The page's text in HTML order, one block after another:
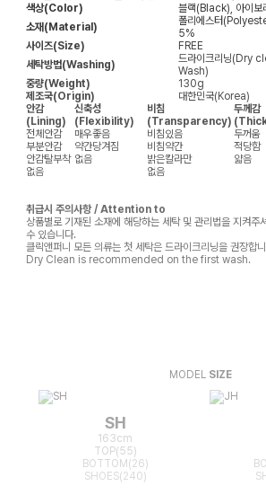
색상(Color)
블랙(Black), 아이보
소재(Material)
폴리에스터
5%
사이즈(Size)
FREE
세탁방법(Washing)
드라이크리닝(Dry
Wash)
중량(Weight)
130g
제조국(Origin)
대한민국(Korea)
안감
(Lining)
신축성
(Flexibility)
비침
(Transparency)
두께감
전체안감
매우좋음 비침있음 두꺼움
부분안감
약간당겨짐 비침약간 적당함
안감탈부착 없음 밝은칼라만 얇음
없음
없음
취급시 주의사항 / Attention to
상품별로 기재된 소재에 해당하는 세탁 및 관리법을 지켜주
수 있습니다.
클릭앤퍼니 모든 의류는 첫 세탁은 드라이크리닝을 권장합
Dry Clean is recommended on the first wash.
MODEL SIZE
SH
163cm
TOP(55)
BOTTOM(26)
SHOES(240)